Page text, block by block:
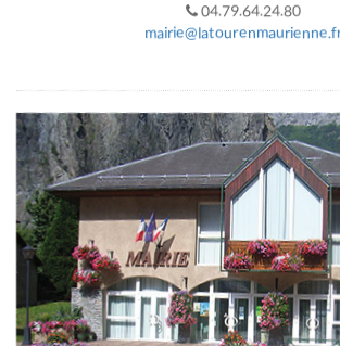
04.79.64.24.80